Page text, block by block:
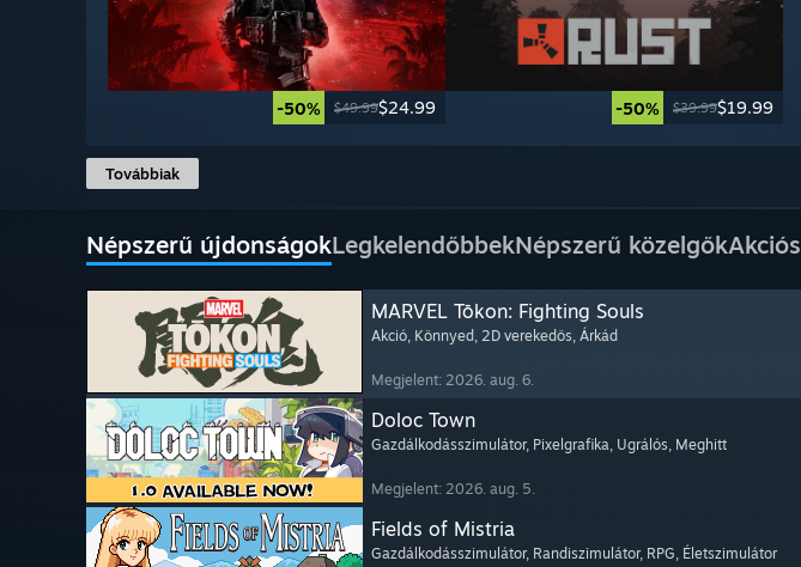
-50% $49.99$24.99 -50% $39.99$19.99
Továbbiak
Népszerű újdonságokLegkelendőbbekNépszerű közelgőkAkciós
MARVEL Tōkon: Fighting Souls
Akció, Könnyed, 2D verekedős, Árkád
Megjelent: 2026. aug. 6.
Doloc Town
Gazdálkodásszimulátor, Pixelgrafika, Ugrálós, Meghitt
Megjelent: 2026. aug. 5.
Fields of Mistria
Gazdálkodásszimulátor, Randiszimulátor, RPG, Életszimulátor